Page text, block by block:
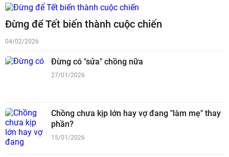
Đừng để Tết biến thành cuộc chiến
04/02/2026
Đừng có "sửa" chồng nữa
27/01/2026
Chồng chưa kịp lớn hay vợ đang "làm mẹ" thay
phần?
15/01/2026